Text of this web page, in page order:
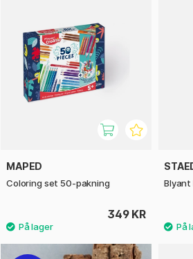
MAPED
Coloring set 50-pakning
349 KR
Blyant